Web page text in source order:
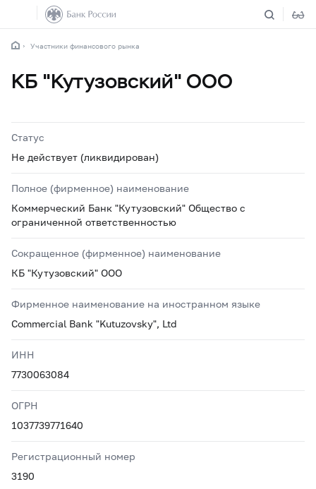
Участники финансового рынка
КБ "Кутузовский" ООО
Статус
Не действует (ликвидирован)
Полное (фирменное) наименование
Коммерческий Банк "Кутузовский" Общество с
ограниченной ответственностью
Сокращенное (фирменное) наименование
КБ "Кутузовский" ООО
Фирменное наименование на иностранном языке
Commercial Bank "Kutuzovsky", Ltd
ИНН
7730063084
ОГРН
1037739771640
Регистрационный номер
3190